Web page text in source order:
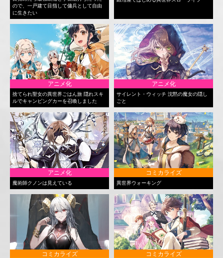
ので、一戸建て目指して傭兵として自由
に生きたい
アニメ化
捨てられ聖女の異世界ごはん旅 隠れスキ
ルでキャンピングカーを召喚しました
アニメ化
サイレント・ウィッチ 沈黙の魔女の隠し
ごと
アニメ化
魔術師クノンは見えている
コミカライズ
異世界ウォーキング
コミカライズ コミカライズ